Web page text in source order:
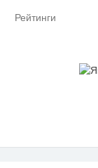
Рейтинги